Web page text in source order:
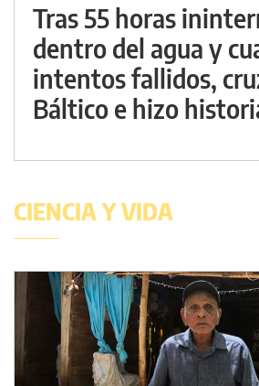
Tras 55 horas
dentro del agua y
intentos fallidos,
Báltico e hizo
CIENCIA Y VIDA